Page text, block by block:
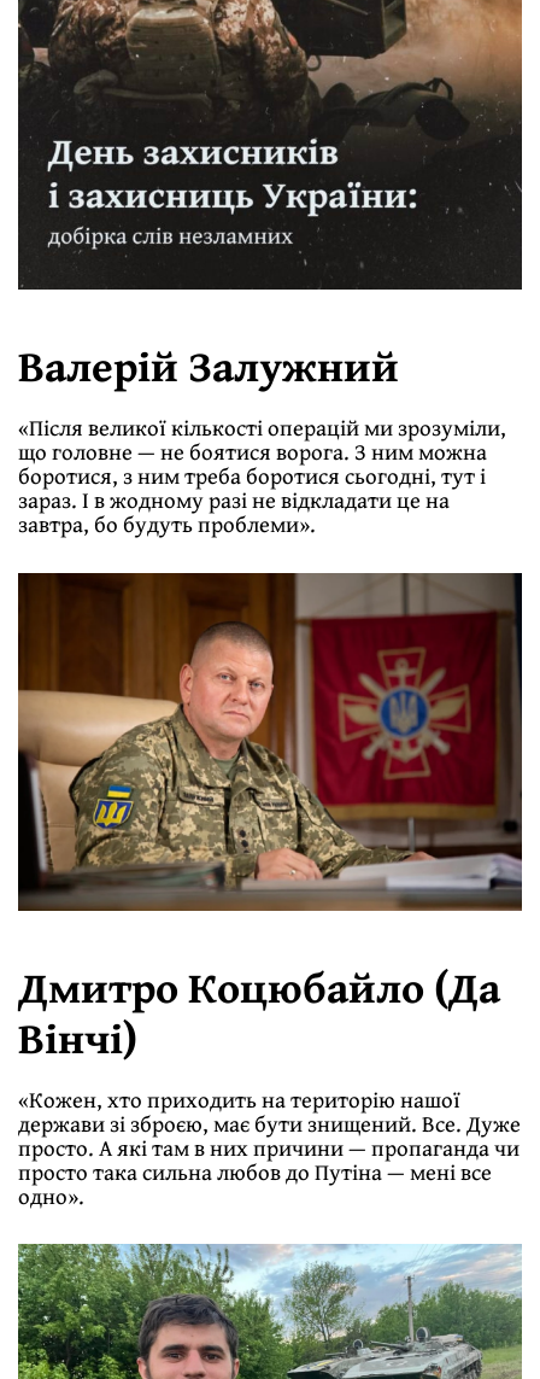
Валерій Залужний
«Після великої кількості операцій ми зрозуміли,
що головне — не боятися ворога. З ним можна
боротися, з ним треба боротися сьогодні, тут і
зараз. І в жодному разі не відкладати це на
завтра, бо будуть проблеми».
Дмитро Коцюбайло (Да
Вінчі)
«Кожен, хто приходить на територію нашої
держави зі зброєю, має бути знищений. Все. Дуже
просто. А які там в них причини — пропаганда чи
просто така сильна любов до Путіна — мені все
одно».